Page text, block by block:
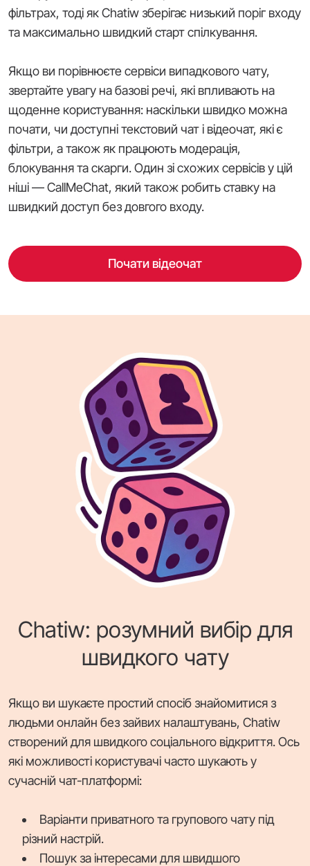
фільтрах, тоді як Chatiw зберігає низький поріг входу
та максимально швидкий старт спілкування.
Якщо ви порівнюєте сервіси випадкового чату,
звертайте увагу на базові речі, які впливають на
щоденне користування: наскільки швидко можна
почати, чи доступні текстовий чат і відеочат, які є
фільтри, а також як працюють модерація,
блокування та скарги. Один зі схожих сервісів у цій
ніші — CallMeChat, який також робить ставку на
швидкий доступ без довгого входу.
Почати відеочат
Chatiw: розумний вибір для
швидкого чату
Якщо ви шукаєте простий спосіб знайомитися з
людьми онлайн без зайвих налаштувань, Chatiw
створений для швидкого соціального відкриття. Ось
які можливості користувачі часто шукають у
сучасній чат-платформі:
Варіанти приватного та групового чату під
різний настрій.
Пошук за інтересами для швидшого